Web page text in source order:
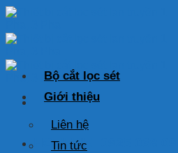
Skip
content
HOTLINE: 0925 038 097
Bộ cắt lọc sét
Giới thiệu
Liên hệ
Tin tức